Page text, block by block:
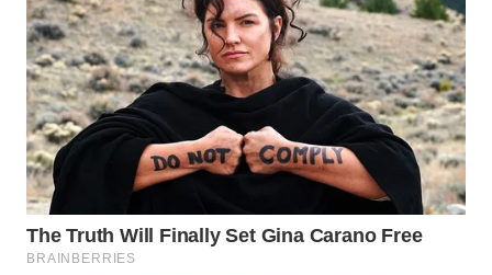
WN
MANDALIKA
WN
LIKUPANG
WN
LABUANBAJO